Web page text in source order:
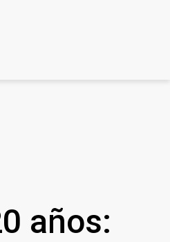
años: